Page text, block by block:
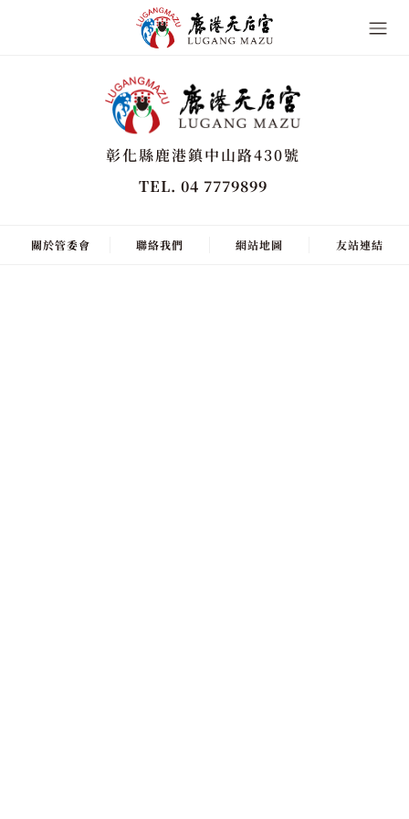
彰化縣鹿港鎮中山路430號
TEL. 04 7779899
關於管委會 聯絡我們 網站地圖 友站連結